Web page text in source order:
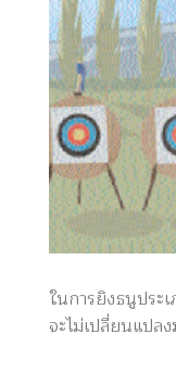
ในการยิงธนูประ
จะไม่เปลี่ยนแป